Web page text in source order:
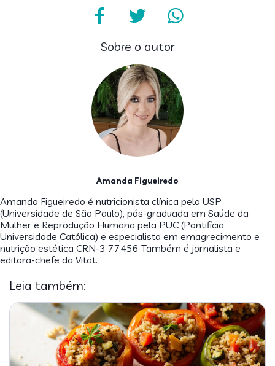
Sobre o autor
Amanda Figueiredo
Amanda Figueiredo é nutricionista clínica pela USP
(Universidade de São Paulo), pós-graduada em Saúde da
Mulher e Reprodução Humana pela PUC (Pontifícia
Universidade Católica) e especialista em emagrecimento e
nutrição estética CRN-3 77456 Também é jornalista e
editora-chefe da Vitat.
Leia também: